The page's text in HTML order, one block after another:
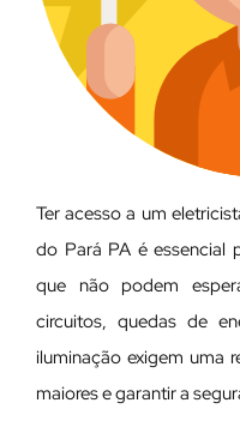
Ter acesso a um
do Pará PA é essencial
que não podem
circuitos, quedas de
iluminação exigem uma
maiores e garantir a